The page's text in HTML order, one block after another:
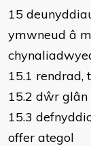
15
ymwneud â
15.1 rendrad,
15.2 dŵr glân
15.3
offer ategol